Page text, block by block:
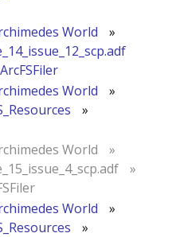
World
»
ArcFSFiler
World
»
»
World
»
»
World
»
»